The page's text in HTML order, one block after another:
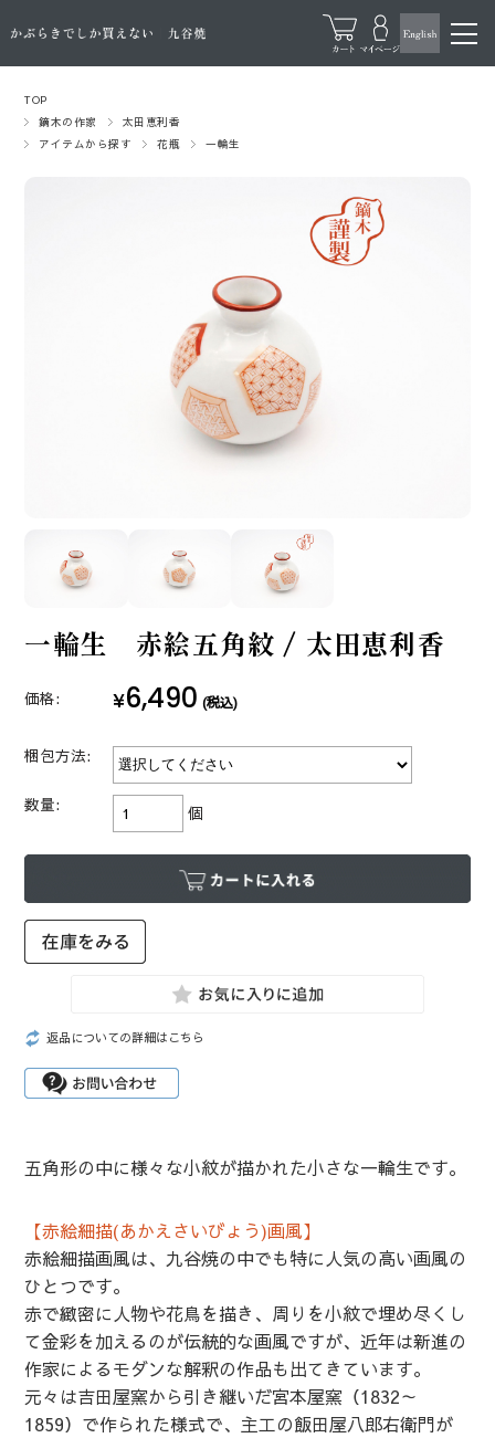
TOP
鏑木の作家
太田恵利香
アイテムから探す
花瓶 一輪生
一輪生 赤絵五角紋 / 太田恵利香
価格: ¥6,490 (税込)
梱包方法:
数量: 個
返品についての詳細はこちら
五角形の中に様々な小紋が描かれた小さな一輪生です。
【赤絵細描(あかえさいびょう)画風】
赤絵細描画風は、九谷焼の中でも特に人気の高い画風の
ひとつです。
赤で緻密に人物や花鳥を描き、周りを小紋で埋め尽くし
て金彩を加えるのが伝統的な画風ですが、近年は新進の
作家によるモダンな解釈の作品も出てきています。
元々は吉田屋窯から引き継いだ宮本屋窯（1832～
1859）で作られた様式で、主工の飯田屋八郎右衛門が